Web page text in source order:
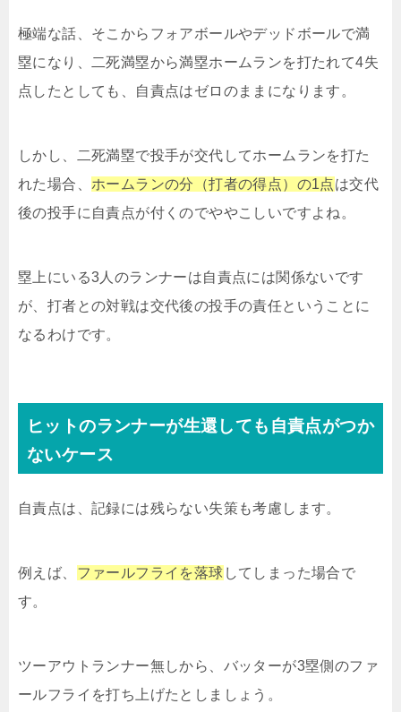
極端な話、そこからフォアボールやデッドボールで満
塁になり、二死満塁から満塁ホームランを打たれて4失
点したとしても、自責点はゼロのままになります。
しかし、二死満塁で投手が交代してホームランを打た
れた場合、 ホームランの分（打者の得点）の1点は交代
後の投手に自責点が付くのでややこしいですよね。
塁上にいる3人のランナーは自責点には関係ないです
が、打者との対戦は交代後の投手の責任ということに
なるわけです。
ヒットのランナーが生還しても自責点がつか
ないケース
自責点は、記録には残らない失策も考慮します。
例えば、 ファールフライを落球 してしまった場合で
す。
ツーアウトランナー無しから、バッターが3塁側のファ
ールフライを打ち上げたとしましょう。